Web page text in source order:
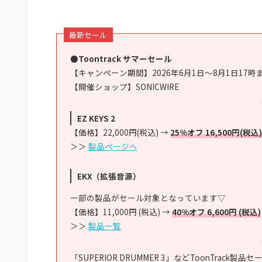
最新セール
●Toontrack サマーセール
【キャンペーン期間】2026年6月1日～8月1日17時
【開催ショップ】SONICWIRE
EZ KEYS 2
【価格】22,000円(税込) → 25%オフ 16,500円(税込)
＞＞ 製品ページへ
EKX（拡張音源）
一部の製品がセール対象となっています▽
【価格】11,000円 (税込) → 40%オフ 6,600円 (税込)
＞＞ 製品一覧
「SUPERIOR DRUMMER 3」などToonTrack製品